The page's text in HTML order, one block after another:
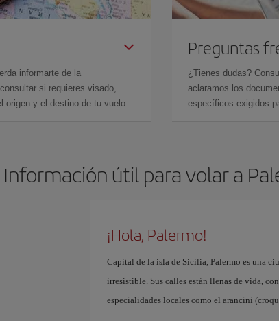
informarte de la
si requieres visado,
origen y el destino de tu vuelo.
Preguntas
¿Tienes dudas?
aclaramos los
específicos exigidos
Información útil para volar a
¡Hola, Palermo!
Capital de la isla de Sicilia, Palermo es una
irresistible. Sus calles están llenas de vida,
especialidades locales como el arancini